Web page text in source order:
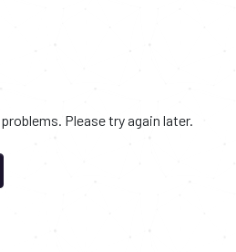
Please try again later.